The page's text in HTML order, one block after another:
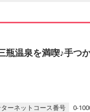
瓶温泉を満喫♪手つ
ターネットコース番号 0-